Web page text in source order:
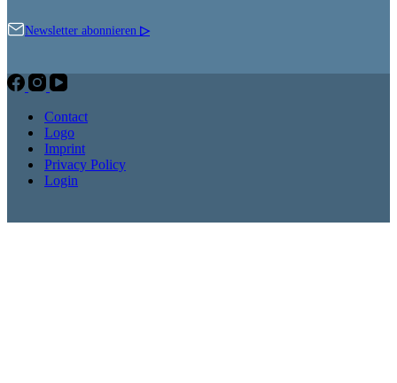
Newsletter abonnieren ▷
Contact
Logo
Imprint
Privacy Policy
Login